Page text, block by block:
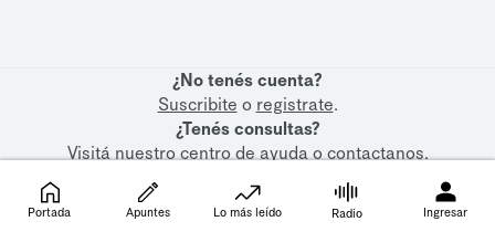
¿No tenés cuenta?
Suscribite o registrate.
¿Tenés consultas?
Visitá nuestrocentro de ayudaocontactanos.
Portada Apuntes Lo más leído Radio Ingresar